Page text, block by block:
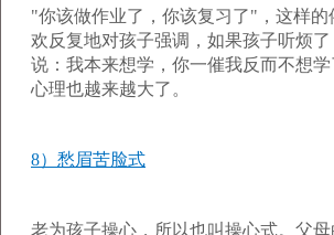
"你该做作业了，你该复习了"，这样的
欢反复地对孩子强调，如果孩子听烦
说：我本来想学，你一催我反而不想
心理也越来越大了。
8）愁眉苦脸式
老为孩子操心，所以也叫操心式。父